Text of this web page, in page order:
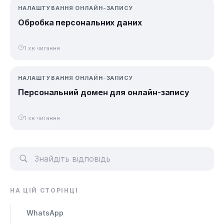
НАЛАШТУВАННЯ ОНЛАЙН-ЗАПИСУ
Обробка персональних даних
1 хв читання
НАЛАШТУВАННЯ ОНЛАЙН-ЗАПИСУ
Персональний домен для онлайн-запису
1 хв читання
НА ЦІЙ СТОРІНЦІ
WhatsApp